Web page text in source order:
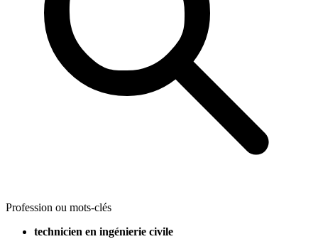
Profession ou mots-clés
technicien en ingénierie civile